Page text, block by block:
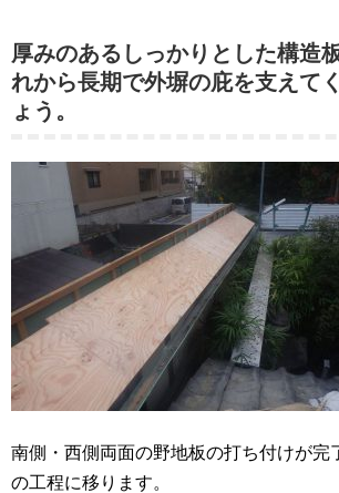
厚みのあるしっかりとした構造
れから長期で外塀の庇を支えて
ょう。
南側・西側両面の野地板の打ち付けが完
の工程に移ります。